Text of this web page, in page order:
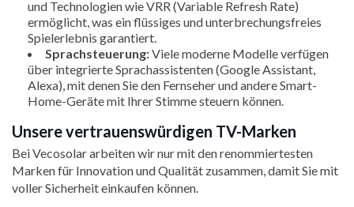
und Technologien wie VRR (Variable Refresh Rate)
ermöglicht, was ein flüssiges und unterbrechungsfreies
Spielerlebnis garantiert.
Sprachsteuerung:Viele moderne Modelle verfügen
über integrierte Sprachassistenten (Google Assistant,
Alexa), mit denen Sie den Fernseher und andere Smart-
Home-Geräte mit Ihrer Stimme steuern können.
Unsere vertrauenswürdigen TV-Marken
Bei Vecosolar arbeiten wir nur mit den renommiertesten
Marken für Innovation und Qualität zusammen, damit Sie mit
voller Sicherheit einkaufen können.